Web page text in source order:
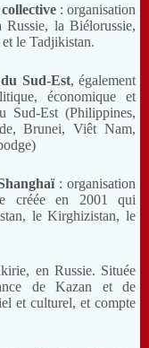
: organisation
la Biélorussie,
le Tadjikistan.
Sud-Est, également
économique et
Sud-Est (Philippines,
Brunei, Viêt Nam,
: organisation
créée en 2001 qui
le Kirghizistan, le
en Russie. Située
de Kazan et de
et culturel, et compte